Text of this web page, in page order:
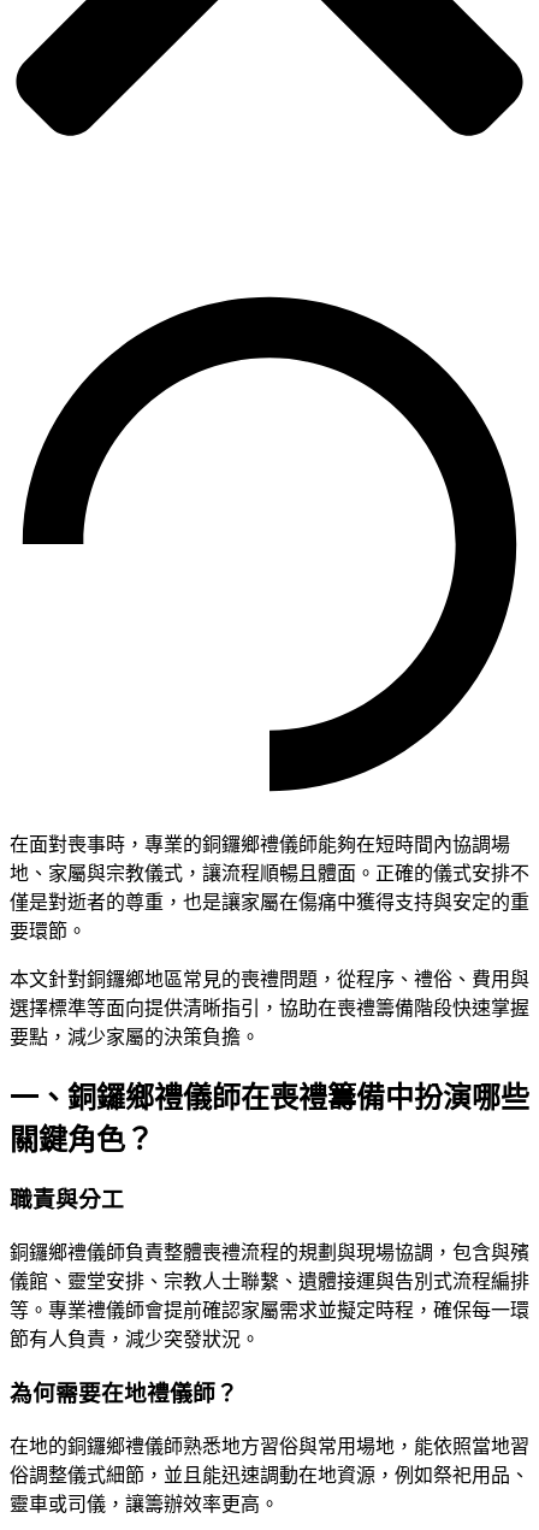
在面對喪事時，專業的銅鑼鄉禮儀師能夠在短時間內協調場
地、家屬與宗教儀式，讓流程順暢且體面。正確的儀式安排不
僅是對逝者的尊重，也是讓家屬在傷痛中獲得支持與安定的重
要環節。
本文針對銅鑼鄉地區常見的喪禮問題，從程序、禮俗、費用與
選擇標準等面向提供清晰指引，協助在喪禮籌備階段快速掌握
要點，減少家屬的決策負擔。
一、銅鑼鄉禮儀師在喪禮籌備中扮演哪些
關鍵角色？
職責與分工
銅鑼鄉禮儀師負責整體喪禮流程的規劃與現場協調，包含與殯
儀館、靈堂安排、宗教人士聯繫、遺體接運與告別式流程編排
等。專業禮儀師會提前確認家屬需求並擬定時程，確保每一環
節有人負責，減少突發狀況。
為何需要在地禮儀師？
在地的銅鑼鄉禮儀師熟悉地方習俗與常用場地，能依照當地習
俗調整儀式細節，並且能迅速調動在地資源，例如祭祀用品、
靈車或司儀，讓籌辦效率更高。